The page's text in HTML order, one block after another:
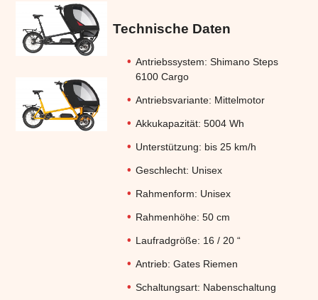
Technische Daten
Antriebssystem: Shimano Steps
6100 Cargo
Antriebsvariante: Mittelmotor
Akkukapazität: 5004 Wh
Unterstützung: bis 25 km/h
Geschlecht: Unisex
Rahmenform: Unisex
Rahmenhöhe: 50 cm
Laufradgröße: 16 / 20 “
Antrieb: Gates Riemen
Schaltungsart: Nabenschaltung